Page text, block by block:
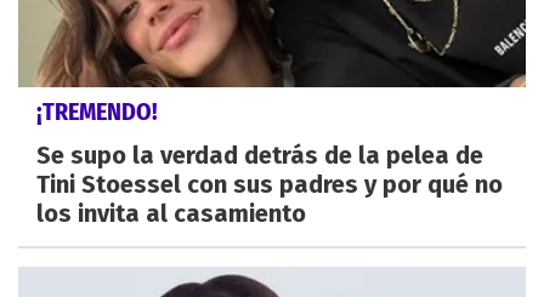
¡TREMENDO!
Se supo la verdad detrás de la pelea de
Tini Stoessel con sus padres y por qué no
los invita al casamiento